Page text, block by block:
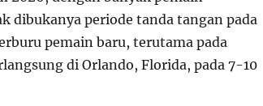
dibukanya periode tanda tangan pada
pemain baru, terutama pada
di Orlando, Florida, pada 7-10